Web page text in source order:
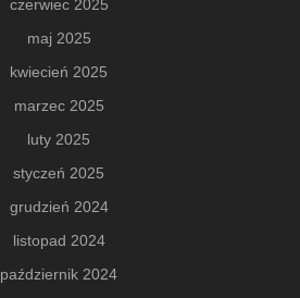
czerwiec 2025
maj 2025
kwiecień 2025
marzec 2025
luty 2025
styczeń 2025
grudzień 2024
listopad 2024
październik 2024